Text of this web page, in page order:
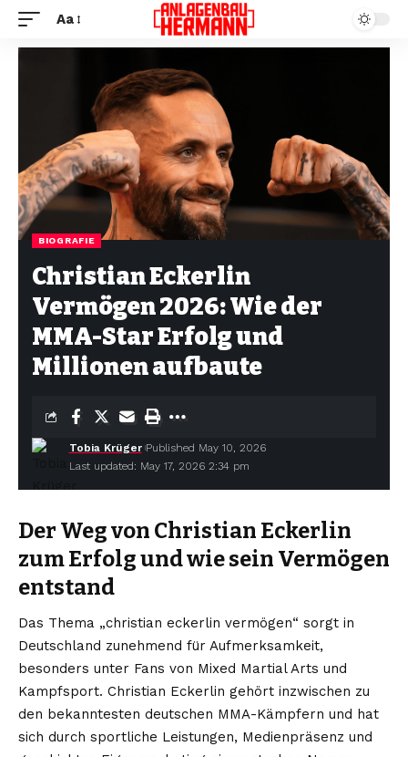
Aa
BIOGRAFIE
Christian Eckerlin
Vermögen 2026: Wie der
MMA-Star Erfolg und
Millionen aufbaute
Last updated: May 17, 2026 2:34 pm
Tobia Krüger Published May 10, 2026
Der Weg von Christian Eckerlin
zum Erfolg und wie sein Vermögen
entstand
Das Thema „christian eckerlin vermögen“ sorgt in
Deutschland zunehmend für Aufmerksamkeit,
besonders unter Fans von Mixed Martial Arts und
Kampfsport. Christian Eckerlin gehört inzwischen zu
den bekanntesten deutschen MMA-Kämpfern und hat
sich durch sportliche Leistungen, Medienpräsenz und